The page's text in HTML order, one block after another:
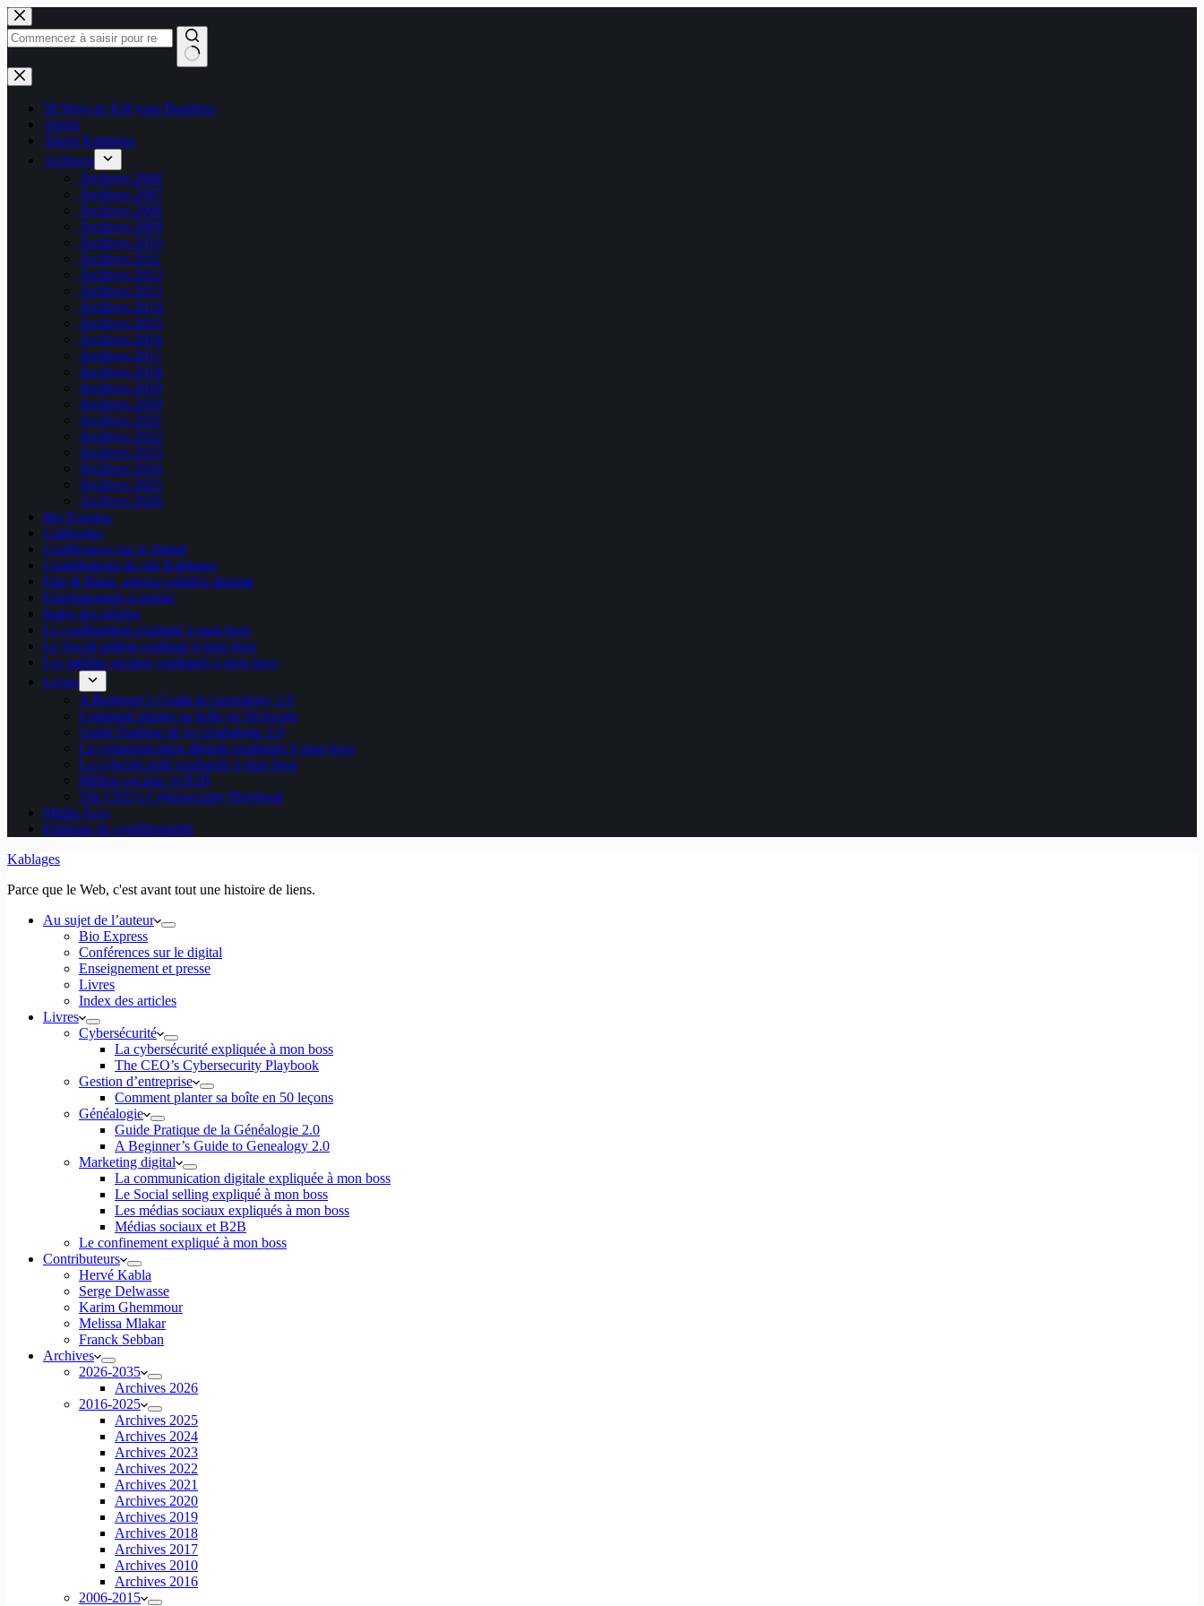
Passer
au
contenu
Aucun
résultat
50 Ways to Kill your Business
About
About Kablages
Archives
Archives 2006
Archives 2007
Archives 2008
Archives 2009
Archives 2010
Archives 2011
Archives 2012
Archives 2013
Archives 2014
Archives 2015
Archives 2016
Archives 2017
Archives 2018
Archives 2019
Archives 2020
Archives 2021
Archives 2022
Archives 2023
Archives 2024
Archives 2025
Archives 2026
Bio Express
Catégories
Conférences sur le digital
Contributeurs du site Kablages
Else & Bang, agence créative digitale
Enseignement et presse
Index des articles
Le confinement expliqué à mon boss
Le Social selling expliqué à mon boss
Les médias sociaux expliqués à mon boss
Livres
A Beginner’s Guide to Genealogy 2.0
Comment planter sa boîte en 50 leçons
Guide Pratique de la Généalogie 2.0
La communication digitale expliquée à mon boss
La cybersécurité expliquée à mon boss
Médias sociaux et B2B
The CEO’s Cybersecurity Playbook
Media Aces
Politique de confidentialité
Kablages
Parce que le Web, c'est avant tout une histoire de liens.
Au sujet de l’auteur
Bio Express
Conférences sur le digital
Enseignement et presse
Livres
Index des articles
Livres
Cybersécurité
La cybersécurité expliquée à mon boss
The CEO’s Cybersecurity Playbook
Gestion d’entreprise
Comment planter sa boîte en 50 leçons
Généalogie
Guide Pratique de la Généalogie 2.0
A Beginner’s Guide to Genealogy 2.0
Marketing digital
La communication digitale expliquée à mon boss
Le Social selling expliqué à mon boss
Les médias sociaux expliqués à mon boss
Médias sociaux et B2B
Le confinement expliqué à mon boss
Contributeurs
Hervé Kabla
Serge Delwasse
Karim Ghemmour
Melissa Mlakar
Franck Sebban
Archives
2026-2035
Archives 2026
2016-2025
Archives 2025
Archives 2024
Archives 2023
Archives 2022
Archives 2021
Archives 2020
Archives 2019
Archives 2018
Archives 2017
Archives 2010
Archives 2016
2006-2015